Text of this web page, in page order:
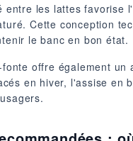
entre les lattes favorise
Cette conception
le banc en bon état.
offre également
en hiver, l'assise en